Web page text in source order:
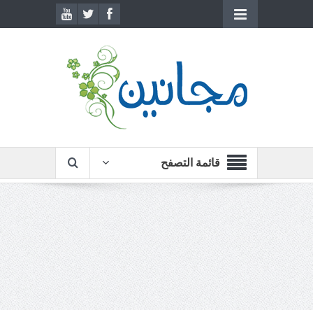
قائمة التصفح